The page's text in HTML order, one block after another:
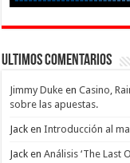
Ultimos Comentarios
Jimmy Duke enCasino,
sobre las apuestas.
Jack enIntroducción al
Jack enAnálisis ‘The Last